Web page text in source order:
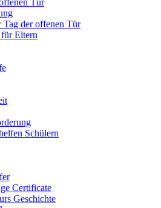
Tür
Tag der offenen Tür
für Eltern
Schülern
Certificate
Geschichte